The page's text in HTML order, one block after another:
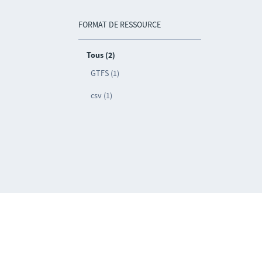
FORMAT DE RESSOURCE
Tous (2)
GTFS (1)
csv (1)